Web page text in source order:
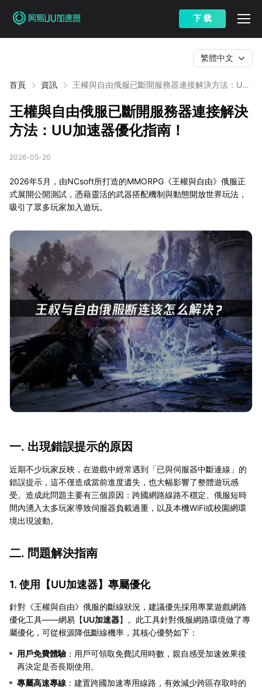
下 载
首頁 資訊
王權與自由俄服已斷開服務器連接解決方法：UU
繁體中文
王權與自由俄服已斷開服務器連接解決
方法：UU加速器優化指南！
2026-05-20
2026年5月，由NCsoft所打造的MMORPG《王權與自由》俄服正
式展開公開測試，憑藉靈活的武器搭配機制與動態開放世界玩法，
吸引了眾多玩家加入遊玩。
一. 出現錯誤提示的原因
近期不少玩家反映，在遊戲中經常遇到「已與伺服器中斷連線」的
錯誤提示，這不僅造成當前進度遺失，也大幅影響了整體遊玩感
受。造成此問題主要有三個原因：跨國網路線路不穩定、俄服短時
間內湧入太多玩家導致伺服器負載過重，以及本機WiFi或校園網環
境出現波動。
二. 問題解決指南
1. 使用【UU加速器】專屬優化
針對《王權與自由》俄服的斷線狀況，建議優先採用專業遊戲網路
優化工具——網易【UU加速器】。此工具針對俄服網路環境做了專
屬優化，可從根源降低斷線機率，其核心優勢如下：
用戶免費體驗 ：用戶可領取免費試用時數，親自感受加速效果後
再決定是否長期使用。
專屬高速專線 ：建置跨國加速專用線路，有效減少跨區存取時的